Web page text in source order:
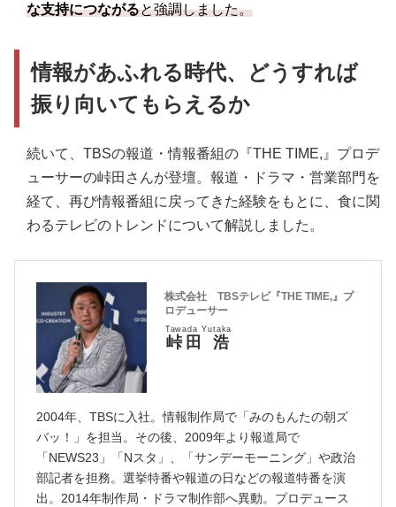
な支持につながると強調しました。
情報があふれる時代、どうすれば
振り向いてもらえるか
続いて、TBSの報道・情報番組の『THE TIME,』プロデ
ューサーの峠田さんが登壇。報道・ドラマ・営業部門を
経て、再び情報番組に戻ってきた経験をもとに、食に関
わるテレビのトレンドについて解説しました。
株式会社 TBSテレビ『THE TIME,』プ
ロデューサー
峠田 浩
Tawada Yutaka
2004年、TBSに入社。情報制作局で「みのもんたの朝ズ
バッ！」を担当。その後、2009年より報道局で
「NEWS23」「Nスタ」、「サンデーモーニング」や政治
部記者を担務。選挙特番や報道の日などの報道特番を演
出。2014年制作局・ドラマ制作部へ異動。プロデュース